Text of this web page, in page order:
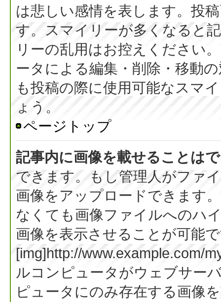
は悲しい感情を表します。投
す。スマイリーが多くなると
リーの乱用はお控えください
ータによる編集・削除・移動
も投稿の際に使用可能なスマ
ょう。
ページトップ
記事内に画像を載せることは
できます。もし管理人がファ
画像をアップロードできます
なくても画像ファイルへのハ
画像を表示させることが可能
[img]http://www.example.com/
ルコンピュータがウェブサー
ピュータにのみ存在する画像